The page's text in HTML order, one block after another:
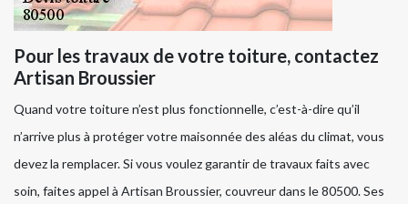
Pour les travaux de votre toiture, contactez
Artisan Broussier
Quand votre toiture n’est plus fonctionnelle, c’est-à-dire qu’il
n’arrive plus à protéger votre maisonnée des aléas du climat, vous
devez la remplacer. Si vous voulez garantir de travaux faits avec
soin, faites appel à Artisan Broussier, couvreur dans le 80500. Ses